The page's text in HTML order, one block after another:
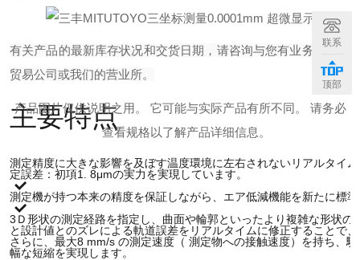
有关产品的最新库存状况和交货日期，请咨询与您有业务往来的
贸易公司或我们的营业所。
产品图片仅供说明之用。 它可能与实际产品有所不同。 请务必
查看规格以了解产品详细信息。
主要特点
測定精度に大きな影響を及ぼす温度環境に左右されないリアルタイ
定誤差：初項1. 8μmの実力を実現しています。
測定機が持つ本来の精度を保証しながら、エア低減機能を新たに標
3Ｄ形状の測定経路を指定し、曲面や輪郭といったより複雑な形状
と設計値とのズレによる軌道誤差をリアルタイムに修正することで
さらに、最大8 mm/s の測定速度（ 測定物への接触速度）を持ち、
幅な短縮を実現します。
联系
顶部